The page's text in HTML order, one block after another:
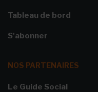
Tableau de bord
S'abonner
NOS PARTENAIRES
Le Guide Social